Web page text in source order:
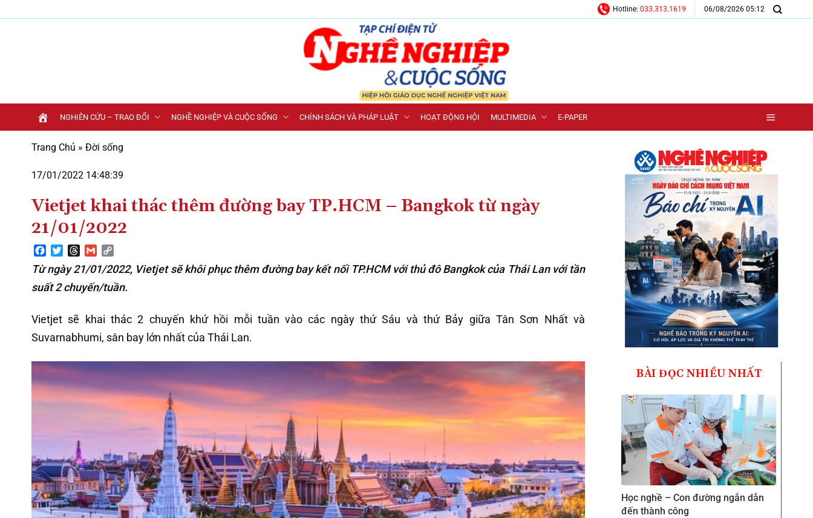
qua
Hotline: 033.313.1619 06/08/2026 05:12
NGHIÊN CỨU – TRAO ĐỔI NGHỀ NGHIỆP VÀ CUỘC SỐNG CHÍNH SÁCH VÀ PHÁP LUẬT HOẠT ĐỘNG HỘI MULTIMEDIA E-PAPER
Trang Chủ » Đời sống
17/01/2022 14:48:39
Vietjet khai thác thêm đường bay TP.HCM – Bangkok từ ngày
21/01/2022
Facebook
TwitterThreads
Gmail
Từ ngày 21/01/2022, Vietjet sẽ khôi phục thêm đường bay kết nối TP.HCM với thủ đô Bangkok của Thái Lan với tần
suất 2 chuyến/tuần.
Vietjet sẽ khai thác 2 chuyến khứ hồi mỗi tuần vào các ngày thứ Sáu và thứ Bảy giữa Tân Sơn Nhất và
Suvarnabhumi, sân bay lớn nhất của Thái Lan.
BÀI ĐỌC NHIỀU NHẤT
Học nghề – Con đường ngắn dẫn
đến thành công